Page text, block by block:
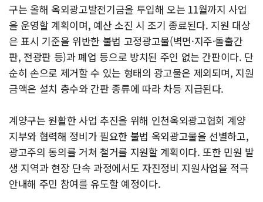
구는 올해 옥외광고발전기금을 투입해 오는 11월까지 사업
을 운영할 계획이며, 예산 소진 시 조기 종료된다. 지원 대상
은 표시 기준을 위반한 불법 고정광고물(벽면·지주·돌출간
판, 전광판 등)과 폐업 등으로 방치된 주인 없는 간판이다. 단
순히 손으로 제거할 수 있는 형태의 광고물은 제외되며, 지원
금액은 설치 층수와 간판 종류에 따라 차등 지급된다.
계양구는 원활한 사업 추진을 위해 인천옥외광고협회 계양
지부와 협력해 정비가 필요한 불법 옥외광고물을 선별하고,
광고주의 동의를 거쳐 철거를 지원할 계획이다. 또한 민원 발
생 지역과 현장 단속 과정에서도 자진정비 지원사업을 적극
안내해 주민 참여를 유도할 예정이다.